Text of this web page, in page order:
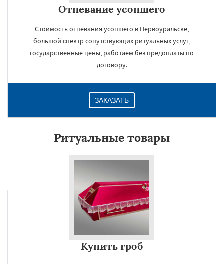
Отпевание усопшего
Стоимость отпевания усопшего в Первоуральске,
большой спектр сопутствующих ритуальных услуг,
государственные цены, работаем без предоплаты по
договору.
ЗАКАЗАТЬ
Ритуальные товары
Купить гроб